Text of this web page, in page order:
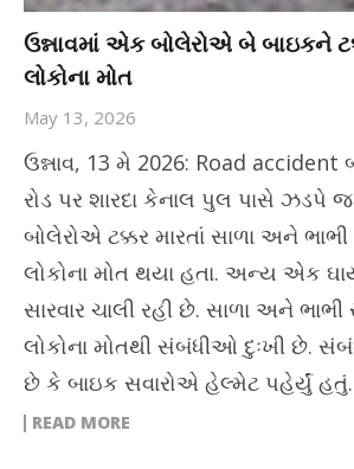
ઉન્નાવમાં એક બોલેરોએ બે બાઇકને
લોકોના મોત
May 13, 2026
ઉન્નાવ, 13 મે 2026: Road accident
રોડ પર શારદા કેનાલ પુલ પાસે ઝડપે
બોલેરોએ ટક્કર મારતાં સાળા અને
લોકોના મોત થયા હતા. અન્ય એક
સારવાર ચાલી રહી છે. સાળા અને ભાભી
લોકોના મોતથી સંબંધીઓ દુઃખી છે.
છે કે બાઇક સવારોએ હેલ્મેટ પહેર્યું
READ MORE